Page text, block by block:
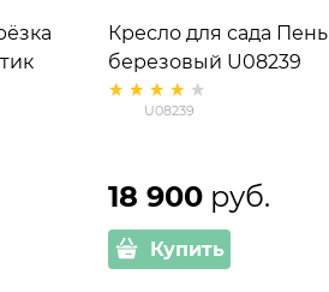
Кресло для сада Пень
березовый U08239
стеклопластик
U08239
18 900 руб.
Купить